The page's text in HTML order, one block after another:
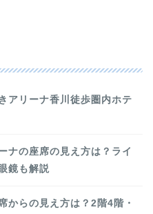
アリーナ香川徒歩圏内ホテ
ナの座席の見え方は？ライ
鏡も解説
からの見え方は？2階4階・